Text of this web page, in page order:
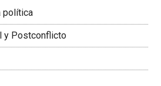
política
y Postconflicto